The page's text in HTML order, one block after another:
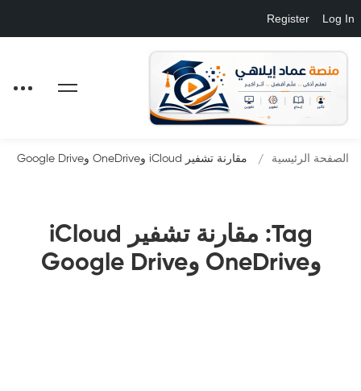
Log In
Register
Tag: مقارنة تشفير iCloud
وOneDrive وGoogle Drive
الصفحة الرئيسية مقارنة تشفير iCloud وOneDrive وGoogle Drive